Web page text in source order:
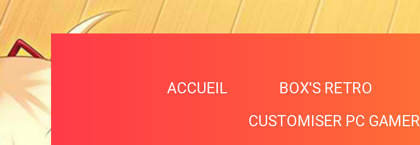
ACCUEIL BOX'S RETRO
CUSTOMISER PC GAMER